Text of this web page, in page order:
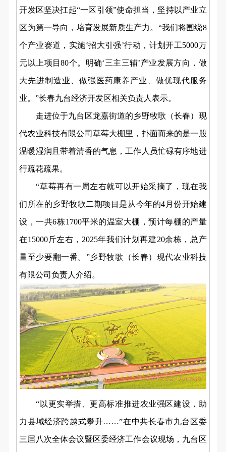
开发区坚决扛起“一区引领”使命担当，坚持以产业立
区为第一导向，培育发展新质生产力。“我们将围绕8
个产业赛道，实施‘招大引强’行动，计划开工5000万
元以上项目80个。明确‘三主三辅’产业发展方向，做
大先进制造业、做强医药康养产业、做优现代服务
业。”长春九台经济开发区相关负责人表示。
走进位于九台区龙嘉街道的乡野牧歌（长春）现
代农业科技有限公司草莓大棚里，扑面而来的是一股
温暖湿润且带着清香的气息，工作人员忙碌有序地进
行疏花疏果。
“草莓再有一周左右就可以开始采摘了，现在我
们所在的乡野牧歌二期项目是从今年的4月份开始建
设，一共6栋1700平米的温室大棚，预计每棚的产量
在15000斤左右，2025年我们计划再建20余栋，总产
量至少要翻一番。”乡野牧歌（长春）现代农业科技
有限公司负责人介绍。
“以更实举措、更高标准推进农业强区建设，助
力县域经济跨越式攀升……”在中共长春市九台区委
三届八次全体会议暨区委经济工作会议现场，九台区